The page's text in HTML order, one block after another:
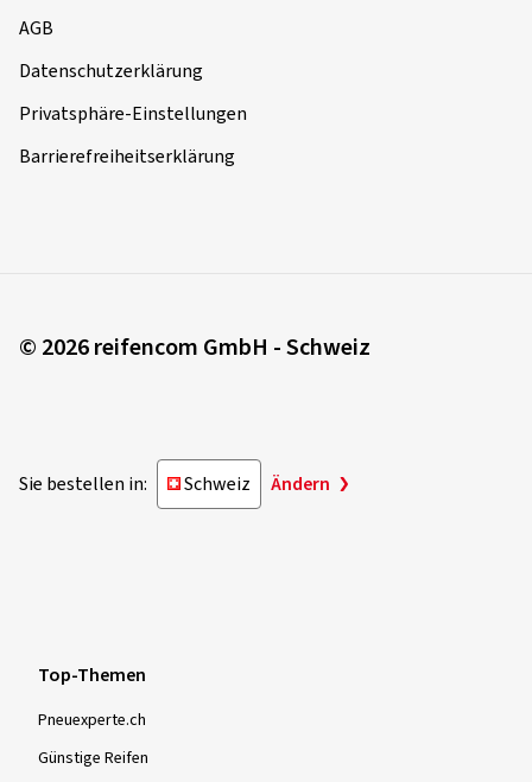
AGB
Datenschutzerklärung
Privatsphäre-Einstellungen
Barrierefreiheitserklärung
© 2026 reifencom GmbH - Schweiz
Sie bestellen in: Schweiz Ändern
Top-Themen
Pneuexperte.ch
Günstige Reifen